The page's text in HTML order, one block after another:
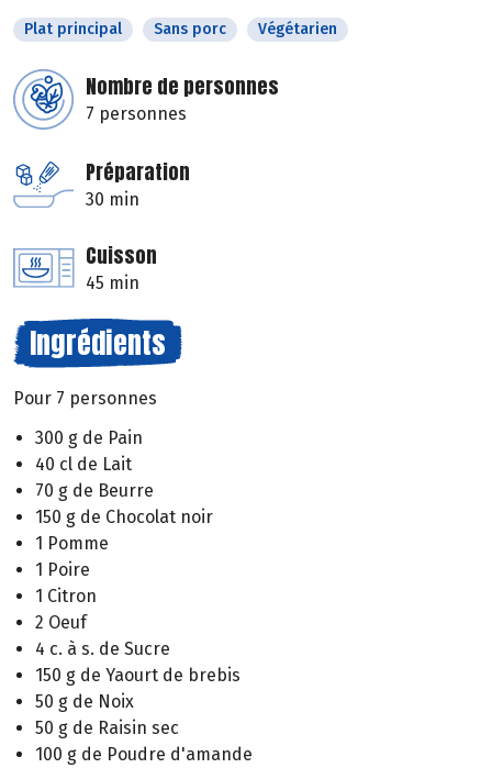
Plat principal Sans porc Végétarien
Nombre de personnes
7 personnes
Préparation
30 min
Cuisson
45 min
Ingrédients
Pour 7 personnes
300 g de Pain
40 cl de Lait
70 g de Beurre
150 g de Chocolat noir
1 Pomme
1 Poire
1 Citron
2 Oeuf
4 c. à s. de Sucre
150 g de Yaourt de brebis
50 g de Noix
50 g de Raisin sec
100 g de Poudre d'amande